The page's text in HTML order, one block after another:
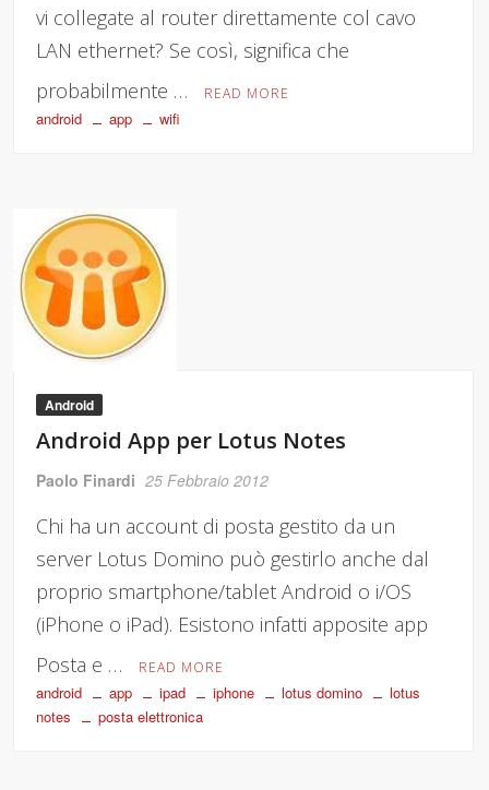
vi collegate al router direttamente col cavo
LAN ethernet? Se così, significa che
probabilmente …
READ MORE
android app wifi
Android
Android App per Lotus Notes
Paolo Finardi 25 Febbraio 2012
Chi ha un account di posta gestito da un
server Lotus Domino può gestirlo anche dal
proprio smartphone/tablet Android o i/OS
(iPhone o iPad). Esistono infatti apposite app
Posta e …
READ MORE
android app ipad iphone lotus domino
lotus
notes
posta elettronica